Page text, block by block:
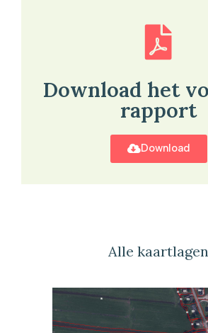
Download het
rapport
Download
Alle kaartlagen